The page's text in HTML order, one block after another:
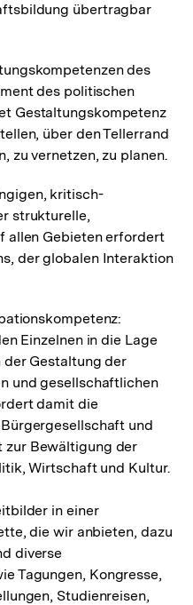
übertragbar
des
des politischen
Gestaltungskompetenz
über den Tellerrand
zu vernetzen, zu planen.
kritisch-
strukturelle,
allen Gebieten erfordert
der globalen Interaktion
Einzelnen in die Lage
der Gestaltung der
und gesellschaftlichen
damit die
und
zur Bewältigung der
Wirtschaft und Kultur.
in einer
die wir anbieten, dazu
diverse
Tagungen, Kongresse,
Studienreisen,